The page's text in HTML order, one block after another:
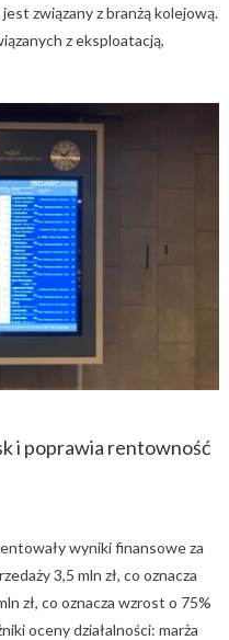
związany z branżą kolejową.
z eksploatacją,
i poprawia rentowność
wyniki finansowe za
3,5 mln zł, co oznacza
zł, co oznacza wzrost o 75%
oceny działalności: marża